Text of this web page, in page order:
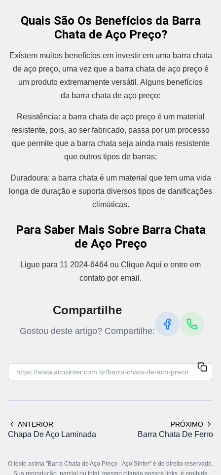
Quais São Os Benefícios da Barra
Chata de Aço Preço?
Existem muitos benefícios em investir em uma barra chata
de aço preço, uma vez que a barra chata de aço preço é
um produto extremamente versátil. Alguns benefícios
da barra chata de aço preço:
Resistência: a barra chata de aço preço é um material
resistente, pois, ao ser fabricado, passa por um processo
que permite que a barra chata seja ainda mais resistente
que outros tipos de barras;
Duradoura: a barra chata é um material que tem uma vida
longa de duração e suporta diversos tipos de danificações
climáticas.
Para Saber Mais Sobre Barra Chata
de Aço Preço
Ligue para 11 2024-6464 ou Clique Aqui e entre em
contato por email.
Compartilhe
Gostou deste artigo? Compartilhe:
ANTERIOR
Chapa De Aço Laminada
PRÓXIMO
Barra Chata De Ferro
O texto acima "Barra Chata de Aço Preço - Aço Sinter" é de direito reservado.
Sua reprodução, parcial ou total, mesmo citando nossos links, é proibida